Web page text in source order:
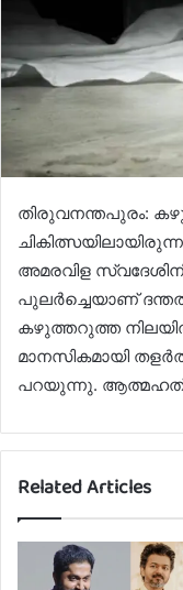
തിരുവനന്തപുരം:
അമരവിള
പുലര്‍ച്ചെയാണ്
കഴുത്തറുത്ത
മാനസികമായി
പറയുന്നു.
Related Articles